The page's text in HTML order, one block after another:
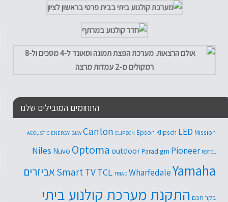
התחומים המובילים שלנו
ACOUSTIC ENERGY B&W Canton ELIPSON Epson Klipsch LED Mission
Niles Nuvo Optoma outdoor Paradigm Pioneer ROTEL
Smart TVTCL TRIAD WharfedaleYamaha אביזרים
בקר חכם התקנת מערכת קולנוע ביתי